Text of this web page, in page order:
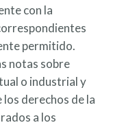
con la
permitido.
notas sobre
o industrial y
derechos de la
a los